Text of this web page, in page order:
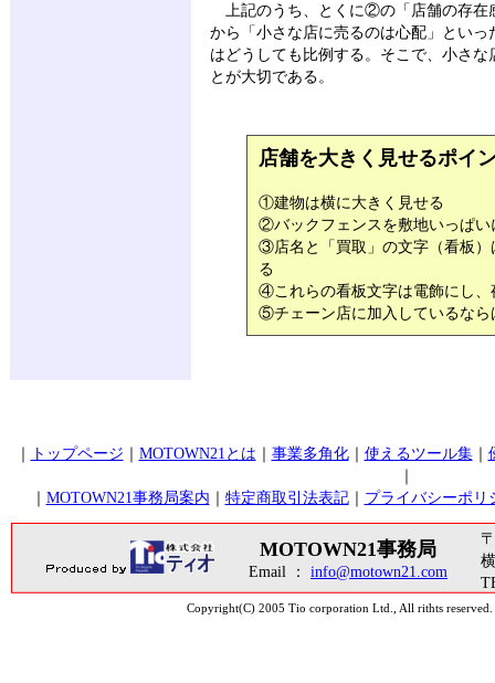
上記のうち、とくに②の「店舗の存在
から「小さな店に売るのは心配」とい
はどうしても比例する。そこで、小さ
とが大切である。
店舗を大きく見せるポイ
①建物は横に大きく見せる
②バックフェンスを敷地いっぱい
③店名と「買取」の文字（看板）
る
④これらの看板文字は電飾にし、
⑤チェーン店に加入しているなら
｜ トップページ ｜ MOTOWN21とは ｜ 事業多角化｜ 使えるツール集｜
｜
｜ MOTOWN21事務局案内 ｜ 特定商取引法表記｜ プライバシーポリ
MOTOWN21事務局
Email ： info@motown21.com
Copyright(C) 2005 Tio corporation Ltd.,